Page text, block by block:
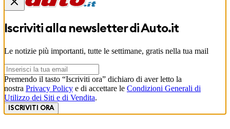
Iscriviti alla newsletter diAuto.it
Le notizie più importanti, tutte le settimane, gratis nella tua mail
Premendo il tasto “Iscriviti ora” dichiaro di aver letto la
nostra Privacy Policy e di accettare le Condizioni Generali di
Utilizzo dei Siti e di Vendita.
ISCRIVITI ORA